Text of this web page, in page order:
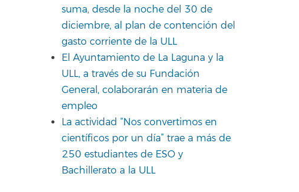
suma, desde la noche del 30 de
diciembre, al plan de contención del
gasto corriente de la ULL
El Ayuntamiento de La Laguna y la
ULL, a través de su Fundación
General, colaborarán en materia de
empleo
La actividad “Nos convertimos en
científicos por un día” trae a más de
250 estudiantes de ESO y
Bachillerato a la ULL